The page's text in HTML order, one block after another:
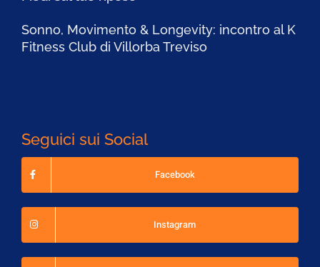
Sonno, Movimento & Longevity: incontro al K
Fitness Club di Villorba Treviso
Seguici sui Social
Facebook
Instagram